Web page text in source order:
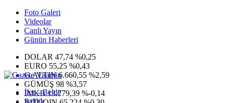
Foto Galeri
Videolar
Canlı Yayın
Günün Haberleri
DOLAR 47,74 %0,25
EURO 55,25 %0,43
G.ALTIN6.660,55 %2,59
GÜMÜŞ 98 %3,57
IMKB13.779,39 %-0,14
İlçe - Belde
Sağlık